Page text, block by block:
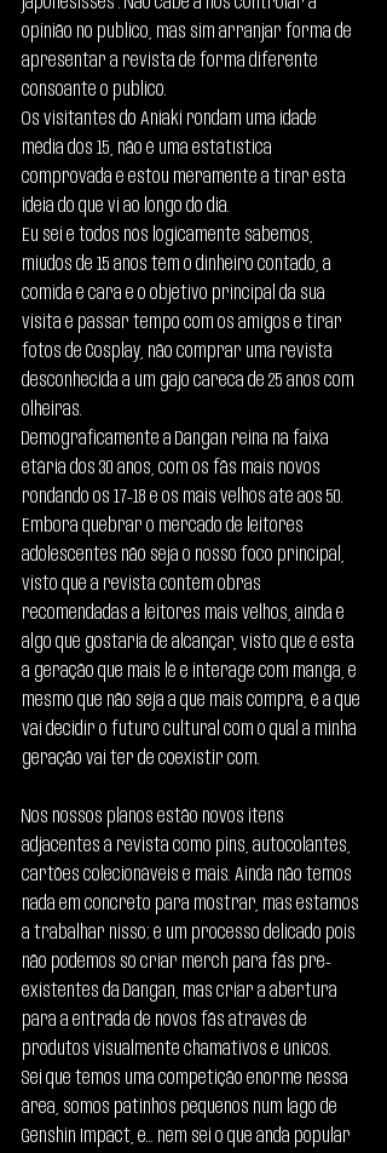
opinião no publico, mas sim arranjar forma de
apresentar a revista de forma diferente
consoante o publico.
Os visitantes do Aniaki rondam uma idade
média dos 15, não é uma estatística
comprovada e estou meramente a tirar esta
ideia do que vi ao longo do dia.
Eu sei e todos nós logicamente sabemos,
miúdos de 15 anos têm o dinheiro contado, a
comida é cara e o objetivo principal da sua
visita é passar tempo com os amigos e tirar
fotos de Cosplay, não comprar uma revista
desconhecida a um gajo careca de 25 anos com
olheiras.
Demograficamente a Dangan reina na faixa
etária dos 30 anos, com os fãs mais novos
rondando os 17-18 e os mais velhos até aos 50.
Embora quebrar o mercado de leitores
adolescentes não seja o nosso foco principal,
visto que a revista contém obras
recomendadas a leitores mais velhos, ainda é
algo que gostaria de alcançar, visto que é esta
a geração que mais lê e interage com manga, e
mesmo que não seja a que mais compra, é a que
vai decidir o futuro cultural com o qual a minha
geração vai ter de coexistir com.
Nos nossos planos estão novos itens
adjacentes à revista como pins, autocolantes,
cartões colecionáveis e mais. Ainda não temos
nada em concreto para mostrar, mas estamos
a trabalhar nisso; é um processo delicado pois
não podemos só criar merch para fãs pré-
existentes da Dangan, mas criar a abertura
para a entrada de novos fãs através de
produtos visualmente chamativos e únicos.
Sei que temos uma competição enorme nessa
área, somos patinhos pequenos num lago de
Genshin Impact, e… nem sei o que anda popular